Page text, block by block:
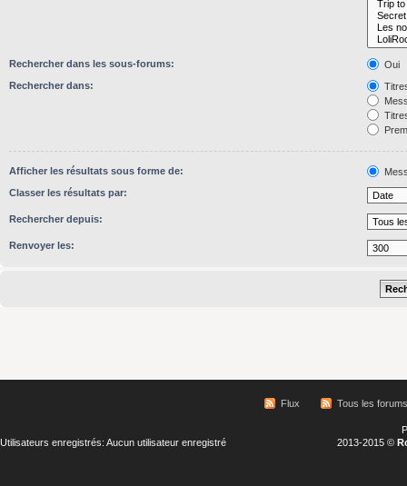
Rechercher dans les sous-forums:
Oui
Rechercher dans:
Afficher les résultats sous forme de:
Classer les résultats par:
Rechercher depuis:
Renvoyer les:
Flux Tous les forums
Utilisateurs enregistrés: Aucun utilisateur enregistré
2013-2015 ©